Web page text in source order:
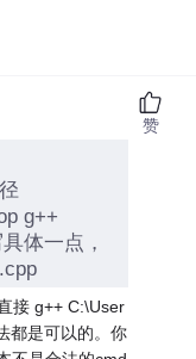
g++
体一点，
接 g++ C:\User
都是可以的。你
赞